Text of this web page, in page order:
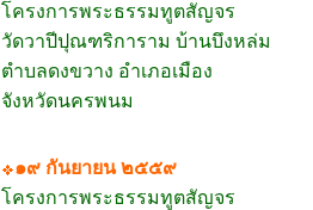
โครงการพระธรรมทูตสัญจร
วัดวาปีปุณฑริการาม บ้านบึงหล่ม
ตำบลดงขวาง อำเภอเมือง
จังหวัดนครพนม
๑๙ กันยายน ๒๕๕๙
โครงการพระธรรมทูตสัญจร